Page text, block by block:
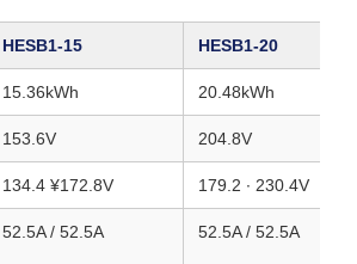
HESB1-15 HESB1‐20
15.36kWh 20.48kWh
153.6V 204.8V
134.4 ¥172.8V 179.2 ∙ 230.4V
52.5A / 52.5A 52.5A / 52.5A